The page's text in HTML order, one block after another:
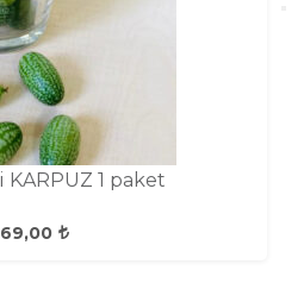
KARPUZ 1 paket
69,00